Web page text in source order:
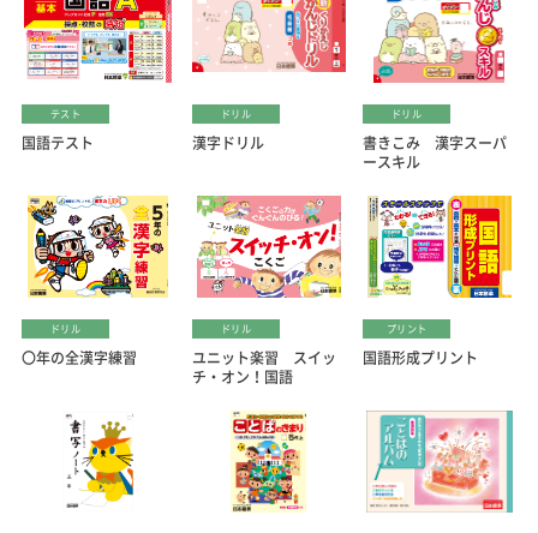
テスト
国語テスト
ドリル
漢字ドリル
ドリル
書きこみ 漢字スーパ
ースキル
ドリル
〇年の全漢字練習
ドリル
ユニット楽習 スイッ
チ・オン！国語
プリント
国語形成プリント